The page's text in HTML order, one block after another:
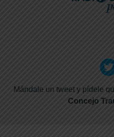
Mándale un tweet y pídele
Concejo